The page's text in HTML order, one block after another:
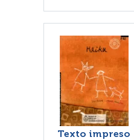
Texto impreso